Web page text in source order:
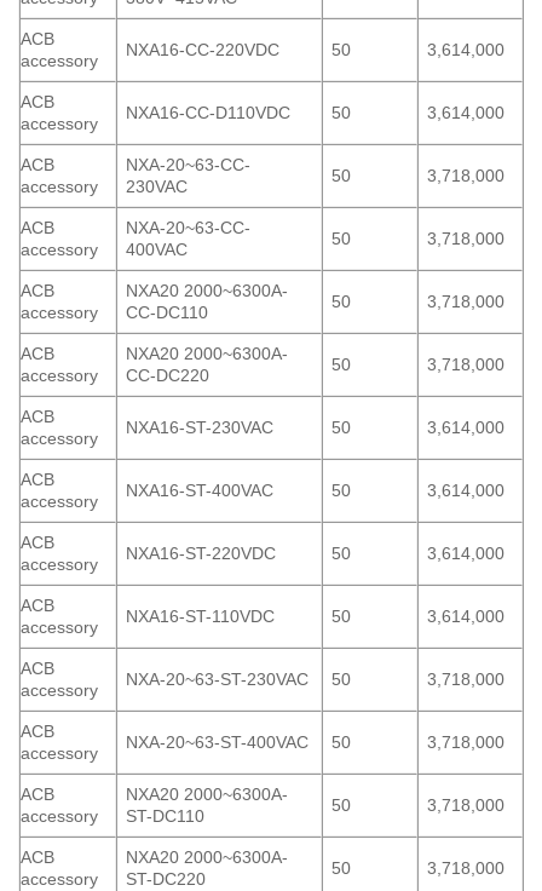
ACB
accessory
NXA16-CC-220VDC 50 3,614,000
ACB
accessory
NXA16-CC-D110VDC 50 3,614,000
ACB
accessory
NXA-20~63-CC-
230VAC
50 3,718,000
ACB
accessory
NXA-20~63-CC-
400VAC
50 3,718,000
ACB
accessory
NXA20 2000~6300A-
CC-DC110
50 3,718,000
ACB
accessory
NXA20 2000~6300A-
CC-DC220
50 3,718,000
ACB
accessory
NXA16-ST-230VAC 50 3,614,000
ACB
accessory
NXA16-ST-400VAC 50 3,614,000
ACB
accessory
NXA16-ST-220VDC 50 3,614,000
ACB
accessory
NXA16-ST-110VDC 50 3,614,000
ACB
accessory
NXA-20~63-ST-230VAC 50 3,718,000
ACB
accessory
NXA-20~63-ST-400VAC 50 3,718,000
ACB
accessory
NXA20 2000~6300A-
ST-DC110
50 3,718,000
ACB
accessory
NXA20 2000~6300A-
ST-DC220
50 3,718,000